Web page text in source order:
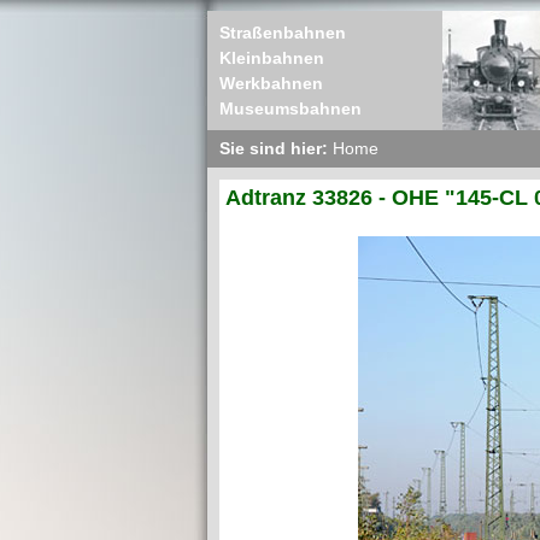
Straßenbahnen
Kleinbahnen
Werkbahnen
Museumsbahnen
Sie sind hier: Home
Adtranz 33826 - OHE "145-CL